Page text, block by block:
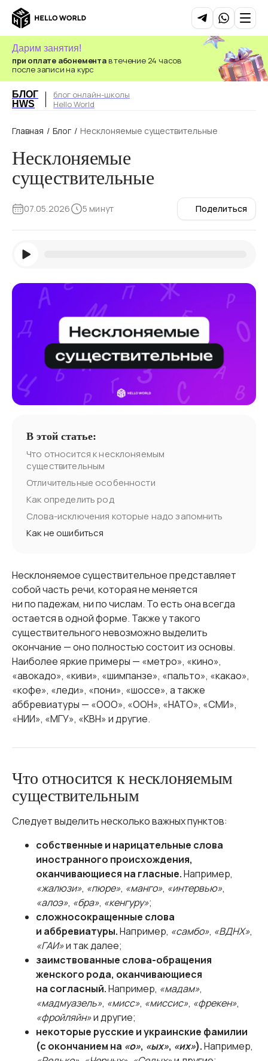
при оплате абонементав течение 24 часов
после записи на курс
Дарим занятия!
БЛОГ
HWS
блог онлайн-школы
Hello World
Главная / Блог / Несклоняемые существительные
Несклоняемые
существительные
07.05.2026 5 минут Поделиться
В этой статье:
Что относится к несклоняемым
существительным
Отличительные особенности
Как определить род
Слова-исключения которые надо запомнить
Как не ошибиться
Несклоняемое существительное представляет
собой часть речи, которая не меняется
ни по падежам, ни по числам. То есть она всегда
остается в одной форме. Также у такого
существительного невозможно выделить
окончание — оно полностью состоит из основы.
Наиболее яркие примеры — «метро», «кино»,
«авокадо», «киви», «шимпанзе», «пальто», «какао»,
«кофе», «леди», «пони», «шоссе», а также
аббревиатуры — «ООО», «ООН», «НАТО», «СМИ»,
«НИИ», «МГУ», «КВН» и другие.
Что относится к несклоняемым
существительным
Следует выделить несколько важных пунктов:
собственные и нарицательные слова
иностранного происхождения,
оканчивающиеся на гласные.Например,
«жалюзи», «пюре», «манго», «интервью»,
«алоэ», «бра», «кенгуру»;
сложносокращенные слова
и аббревиатуры.Например, «самбо», «ВДНХ»,
«ГАИ»и так далее;
заимствованные слова-обращения
женского рода, оканчивающиеся
на согласный.Например, «мадам»,
«мадмуазель», «мисс», «миссис», «фрекен»,
«фройляйн»и другие;
некоторые русские и украинские фамилии
(с окончанием на «о», «ых», «их»).Например,